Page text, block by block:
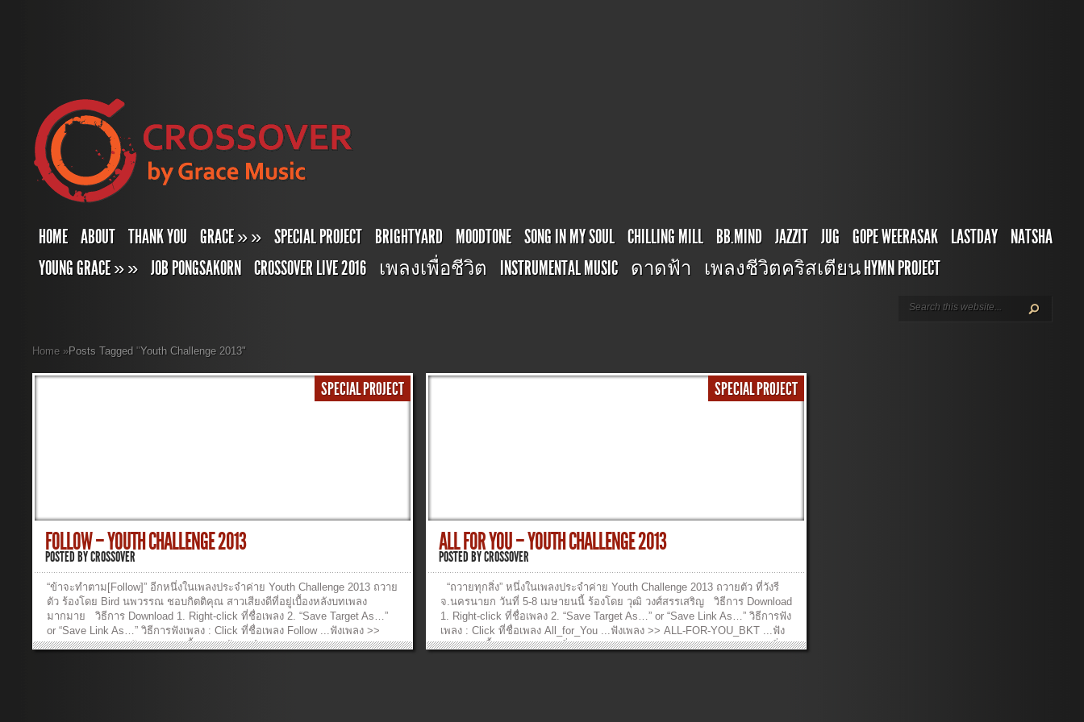
HOME ABOUT THANK YOU GRACE»» SPECIAL PROJECT BRIGHTYARD MOODTONE SONG IN MY SOUL CHILLING MILL BB.MIND JAZZIT JUG GOPE WEERASAK LASTDAY
NATSHA
YOUNG GRACE»» JOB PONGSAKORN CROSSOVER LIVE 2016 เพลงเพื่อชีวิต INSTRUMENTAL MUSIC ดาดฟ้า เพลงชีวิตคริสเตียน HYMN PROJECT
Home »Posts Tagged"Youth Challenge 2013"
SPECIAL PROJECT
FOLLOW – YOUTH CHALLENGE 2013
POSTED BYCROSSOVER
“ข้าจะทำตาม[Follow]” อีกหนึ่งในเพลงประจำค่าย Youth Challenge 2013 ถวาย
ตัว ร้องโดย Bird นพวรรณ ชอบกิตติคุณ สาวเสียงดีที่อยู่เบื้องหลังบทเพลง
มากมาย วิธีการ Download 1. Right-click ที่ชื่อเพลง 2. “Save Target As…”
or “Save Link As…” วิธีการฟังเพลง : Click ที่ชื่อเพลง Follow ...ฟังเพลง >>
FOLLOW_BKT ...ฟังเพลง >> เนื้อเพลง ข้าจะทำตาม(Follow) – Youth
SPECIAL PROJECT
ALL FOR YOU – YOUTH CHALLENGE 2013
POSTED BYCROSSOVER
“ถวายทุกสิ่ง” หนึ่งในเพลงประจำค่าย Youth Challenge 2013 ถวายตัว ที่วังรี
จ.นครนายก วันที่ 5-8 เมษายนนี้ ร้องโดย วุฒิ วงศ์สรรเสริญ วิธีการ Download
1. Right-click ที่ชื่อเพลง 2. “Save Target As…” or “Save Link As…” วิธีการฟัง
เพลง : Click ที่ชื่อเพลง All_for_You ...ฟังเพลง >> ALL-FOR-YOU_BKT ...ฟัง
เพลง >> เนื้อเพลง ถวายทุกสิ่ง – Youth Challenge 2013 เพลง : ถวายทุกสิ่ง